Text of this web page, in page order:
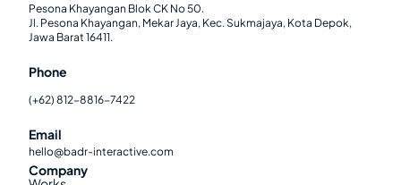
Pesona Khayangan Blok CK No 50.
Jl. Pesona Khayangan, Mekar Jaya, Kec. Sukmajaya, Kota Depok,
Jawa Barat 16411.
Phone
(+62) 812-8816-7422
Email
hello@badr-interactive.com
Company